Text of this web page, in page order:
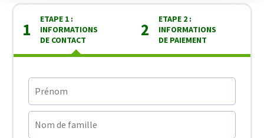
1
ETAPE 1 :
INFORMATIONS
DE CONTACT
2
ETAPE 2 :
INFORMATIONS
DE PAIEMENT